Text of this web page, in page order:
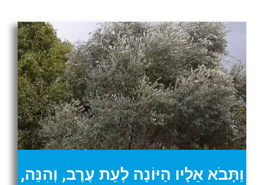
וַתָּבֹא אֵלָיו הַיּוֹנָה לְעֵת עֶרֶב, וְהִנֵּה,